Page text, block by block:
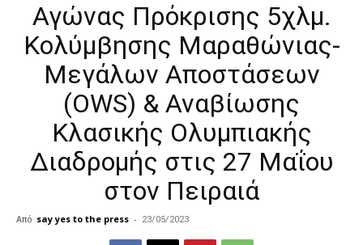
Αγώνας Πρόκρισης 5χλμ.
Κολύμβησης Μαραθώνιας-
Μεγάλων Αποστάσεων
(OWS) & Αναβίωσης
Κλασικής Ολυμπιακής
Διαδρομής στις 27 Μαΐου
στον Πειραιά
Από say yes to the press - 23/05/2023